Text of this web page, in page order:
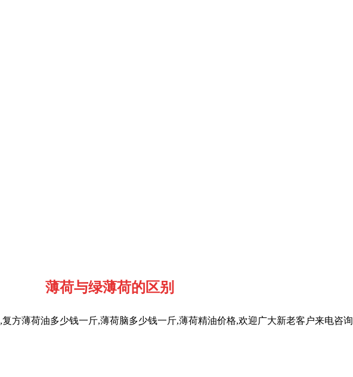
薄荷与绿薄荷的区别
,复方薄荷油多少钱一斤,薄荷脑多少钱一斤,薄荷精油价格,欢迎广大新老客户来电咨询